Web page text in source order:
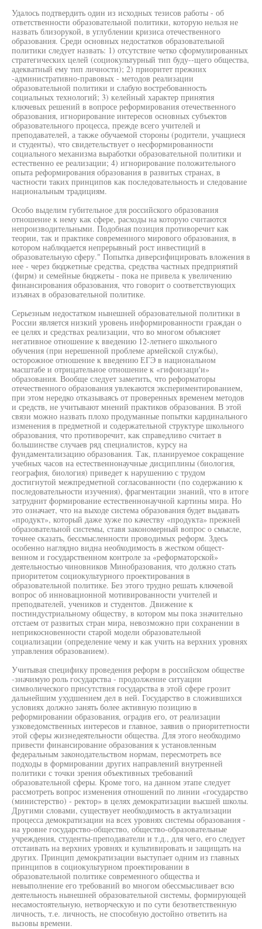
Удалось подтвердить один из исходных тезисов работы - об
ответственности образовательной политики, которую нельзя не
назвать близорукой, в углублении кризиса отечественного
образования. Среди основных недостатков образовательной
политики следует назвать: 1) отсутствие четко сформулированных
стратегических целей (социокультурный тип буду--щего общества,
адекватный ему тип личности); 2) приоритет прежних
-административно-правовых - методов реализации
образовательной политики и слабую востребованность
социальных технологий; 3) келейный характер принятия
ключевых решений в вопросе реформирования отечественного
образования, игнорирование интересов основных субъектов
образовательного процесса, прежде всего учителей и
преподавателей, а также обучаемой стороны (родители, учащиеся
и студенты), что свидетельствует о несформированности
социального механизма выработки образовательной политики и
естественно ее реализации; 4) игнорирование положительного
опыта реформирования образования в развитых странах, в
частности таких принципов как последовательность и следование
национальным традициям.
Особо выделим губительное для российского образования
отношение к нему как сфере, расходы на которую считаются
непроизводительными. Подобная позиция противоречит как
теории, так и практике современного мирового образования, в
котором наблюдается непрерывный рост инвестиций в
образовательную сферу." Попытка диверсифицировать вложения в
нее - через бюджетные средства, средства частных предприятий
(фирм) и семейные бюджеты - пока не привела к увеличению
финансирования образования, что говорит о соответствующих
изъянах в образовательной политике.
Серьезным недостатком нынешней образовательной политики в
России является низкий уровень информированности граждан о
ее целях и средствах реализации, что во многом объясняет
негативное отношение к введению 12-летнего школьного
обучения (при нерешенной проблеме армейской службы),
осторожное отношение к введению ЕГЭ в национальном
масштабе и отрицательное отношение к «гифоизаци'и»
образования. Вообще следует заметить, что реформаторы
отечественного образования увлекаются экспериментированием,
при этом нередко отказываясь от проверенных временем методов
и средств, не учитывают мнений практиков образования. В этой
связи можно назвать плохо продуманные попытки кардинального
изменения в предметной и содержательной структуре школьного
образования, что противоречит, как справедливо считает в
большинстве случаев ряд специалистов, курсу на
фундаментализацию образования. Так, планируемое сокращение
учебных часов на естественнонаучные дисциплины (биология,
география, биология) приведет к нарушению с трудом
достигнутой межпредметной согласованности (по содержанию к
последовательности изучения), фрагментации знаний, что в итоге
затруднит формирование естественнонаучной картины мира. Но
это означает, что на выходе система образования будет выдавать
«продукт», который даже хуже по качеству «продукта» прежней
образовательной системы, ставя закономерный вопрос о смысле,
точнее сказать, бессмысленности проводимых реформ. Здесь
особенно наглядно видна необходимость в жестком общест-
венном и государственном контроле за «реформаторской»
деятельностью чиновников Минобразования, что должно стать
приоритетом социокультурного проектирования в
образовательной политике. Без этого трудно решать ключевой
вопрос об инновационной мотивированности учителей и
преподвателей, учеников и студентов. Движение к
постиндустриальному обществу, в котором мы пока значительно
отстаем от развитых стран мира, невозможно при сохранении в
неприкосновенности старой модели образовательной
социализации (определение чему и как учить на верхних уровнях
управления образованием).
Учитывая специфику проведения реформ в российском обществе
-значимую роль государства - продолжение ситуации
символического присутствия государства в этой сфере грозит
дальнейшим ухудшением дел в ней. Государство в сложившихся
условиях должно занять более активную позицию в
реформировании образования, оградив его, от реализации
узковедомственных интересов и главное, заявив о приоритетности
этой сферы жизнедеятельности общества. Для этого необходимо
привести финансирование образования к установленным
федеральным законодательством нормам, пересмотреть все
подходы в формировании других направлений внутренней
политики с точки зрения объективных требований
образовательной сферы. Кроме того, на данном этапе следует
рассмотреть вопрос изменения отношений по линии «государство
(министерство) - ректор» в целях демократизации высшей школы.
Другими словами, существует необходимость в актуализации
процесса демократизации на всех уровнях системы образования -
на уровне государство-общество, общество-образовательные
учреждения, студенты-преподаватели и т.д., для чего, его следует
отстаивать на верхних уровнях и культивировать и защищать на
других. Принцип демократизации выступает одним из главных
принципов в социокультурном проектировании в
образовательной политике современного общества и
невыполнение его требований во многом обессмысливает всю
деятельность нынешней образовательной системы, формирующей
несамостоятельную, нетворческую и по сути безответственную
личность, т.е. личность, не способную достойно ответить на
вызовы времени.